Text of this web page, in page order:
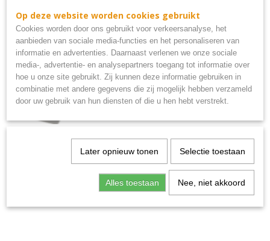
Op deze website worden cookies gebruikt
Cookies worden door ons gebruikt voor verkeersanalyse, het
aanbieden van sociale media-functies en het personaliseren van
informatie en advertenties. Daarnaast verlenen we onze sociale
media-, advertentie- en analysepartners toegang tot informatie over
hoe u onze site gebruikt. Zij kunnen deze informatie gebruiken in
combinatie met andere gegevens die zij mogelijk hebben verzameld
door uw gebruik van hun diensten of die u hen hebt verstrekt.
Later opnieuw tonen Selectie toestaan
Alles toestaan Nee, niet akkoord